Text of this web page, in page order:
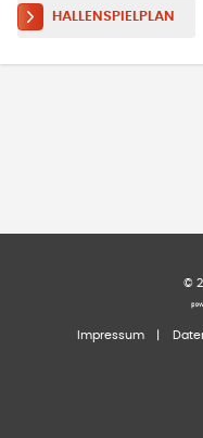
HALLENSPIELPLAN
©
Impressum